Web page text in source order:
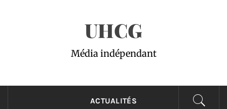
UHCG
Média indépendant
ACTUALITÉS